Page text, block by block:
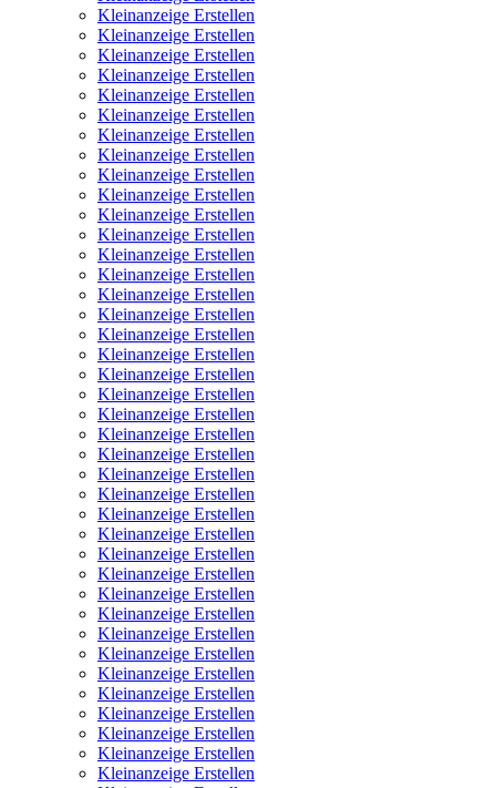
Kleinanzeige Erstellen
Kleinanzeige Erstellen
Kleinanzeige Erstellen
Kleinanzeige Erstellen
Kleinanzeige Erstellen
Kleinanzeige Erstellen
Kleinanzeige Erstellen
Kleinanzeige Erstellen
Kleinanzeige Erstellen
Kleinanzeige Erstellen
Kleinanzeige Erstellen
Kleinanzeige Erstellen
Kleinanzeige Erstellen
Kleinanzeige Erstellen
Kleinanzeige Erstellen
Kleinanzeige Erstellen
Kleinanzeige Erstellen
Kleinanzeige Erstellen
Kleinanzeige Erstellen
Kleinanzeige Erstellen
Kleinanzeige Erstellen
Kleinanzeige Erstellen
Kleinanzeige Erstellen
Kleinanzeige Erstellen
Kleinanzeige Erstellen
Kleinanzeige Erstellen
Kleinanzeige Erstellen
Kleinanzeige Erstellen
Kleinanzeige Erstellen
Kleinanzeige Erstellen
Kleinanzeige Erstellen
Kleinanzeige Erstellen
Kleinanzeige Erstellen
Kleinanzeige Erstellen
Kleinanzeige Erstellen
Kleinanzeige Erstellen
Kleinanzeige Erstellen
Kleinanzeige Erstellen
Kleinanzeige Erstellen